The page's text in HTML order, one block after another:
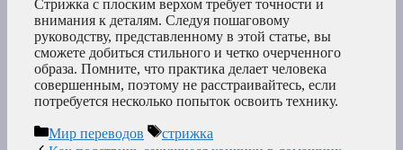
Стрижка с плоским верхом требует точности и
внимания к деталям. Следуя пошаговому
руководству, представленному в этой статье, вы
сможете добиться стильного и четко очерченного
образа. Помните, что практика делает человека
совершенным, поэтому не расстраивайтесь, если
потребуется несколько попыток освоить технику.
Рубрики
Мир переводов Метки
стрижка